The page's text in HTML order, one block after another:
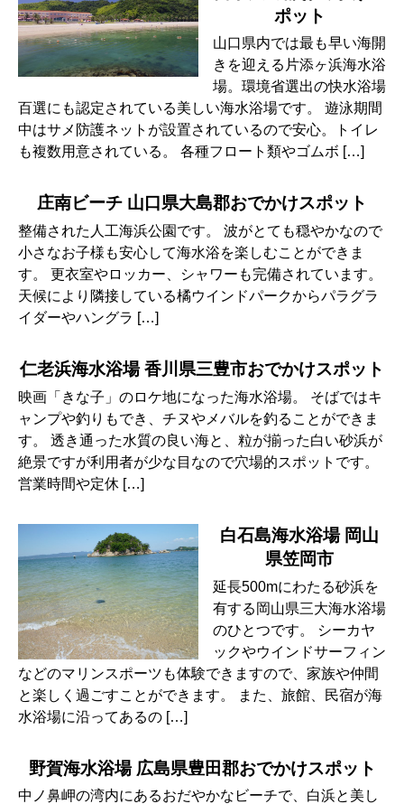
ポット
山口県内では最も早い海開
きを迎える片添ヶ浜海水浴
場。環境省選出の快水浴場
百選にも認定されている美しい海水浴場です。 遊泳期間
中はサメ防護ネットが設置されているので安心。トイレ
も複数用意されている。 各種フロート類やゴムボ […]
庄南ビーチ 山口県大島郡おでかけスポット
整備された人工海浜公園です。 波がとても穏やかなので
小さなお子様も安心して海水浴を楽しむことができま
す。 更衣室やロッカー、シャワーも完備されています。
天候により隣接している橘ウインドパークからパラグラ
イダーやハングラ […]
仁老浜海水浴場 香川県三豊市おでかけスポット
映画「きな子」のロケ地になった海水浴場。 そばではキ
ャンプや釣りもでき、チヌやメバルを釣ることができま
す。 透き通った水質の良い海と、粒が揃った白い砂浜が
絶景ですが利用者が少な目なので穴場的スポットです。
営業時間や定休 […]
白石島海水浴場 岡山
県笠岡市
延長500mにわたる砂浜を
有する岡山県三大海水浴場
のひとつです。 シーカヤ
ックやウインドサーフィン
などのマリンスポーツも体験できますので、家族や仲間
と楽しく過ごすことができます。 また、旅館、民宿が海
水浴場に沿ってあるの […]
野賀海水浴場 広島県豊田郡おでかけスポット
中ノ鼻岬の湾内にあるおだやかなビーチで、白浜と美し